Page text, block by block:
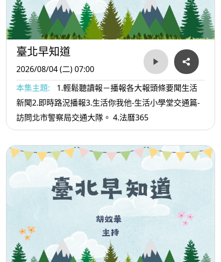
臺北早知道
2026/08/04 (二) 07:00
本集主題:
1.輕鬆聽讀報－播報各大報頭條要聞生活
新聞2.即時路況播報3.生活你我他-生活小學堂交通篇-
訪問北市警察局交通大隊。 4.法曆365